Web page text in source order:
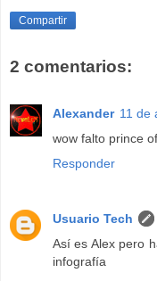
Compartir
2 comentarios:
Alexander 11 de
wow falto prince
Responder
Usuario Tech
Así es Alex pero
infografía